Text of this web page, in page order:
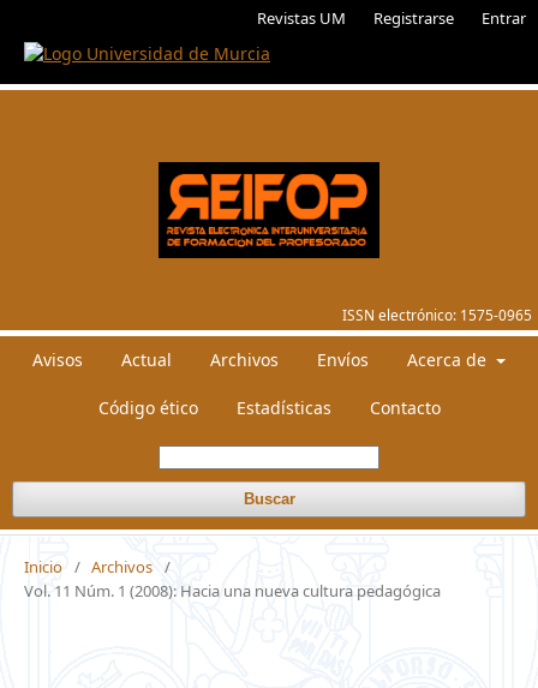
Revistas UM Registrarse Entrar
ISSN electrónico: 1575-0965
Avisos Actual Archivos Envíos Acerca de
Código ético Estadísticas Contacto
Buscar
Inicio / Archivos /
Vol. 11 Núm. 1 (2008): Hacia una nueva cultura pedagógica